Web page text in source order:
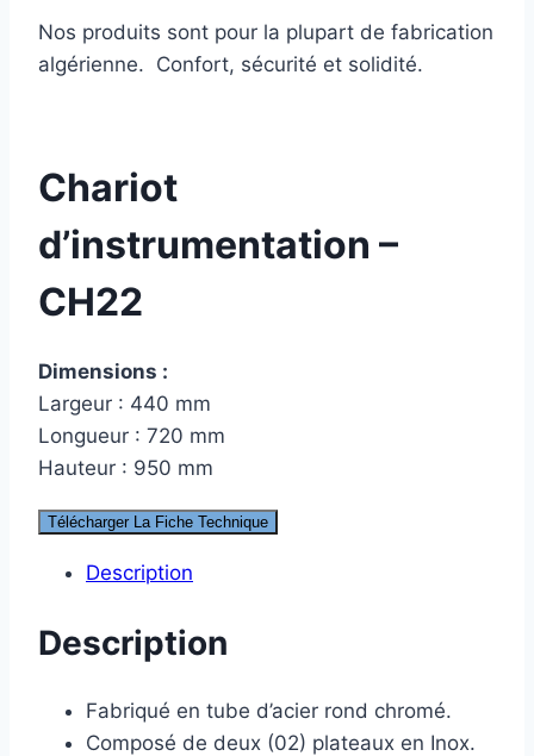
Nos produits sont pour la plupart de fabrication
algérienne. Confort, sécurité et solidité.
Chariot
d’instrumentation –
CH22
Dimensions :
Largeur : 440 mm
Longueur : 720 mm
Hauteur : 950 mm
Télécharger La Fiche Technique
Description
Description
Fabriqué en tube d’acier rond chromé.
Composé de deux (02) plateaux en Inox.